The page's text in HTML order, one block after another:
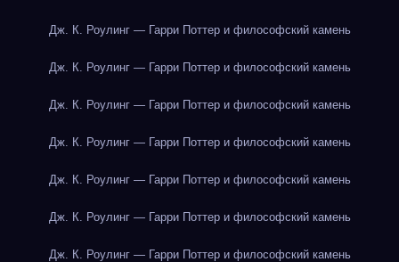
Дж. К. Роулинг — Гарри Поттер и философский камень
Дж. К. Роулинг — Гарри Поттер и философский камень
Дж. К. Роулинг — Гарри Поттер и философский камень
Дж. К. Роулинг — Гарри Поттер и философский камень
Дж. К. Роулинг — Гарри Поттер и философский камень
Дж. К. Роулинг — Гарри Поттер и философский камень
Дж. К. Роулинг — Гарри Поттер и философский камень